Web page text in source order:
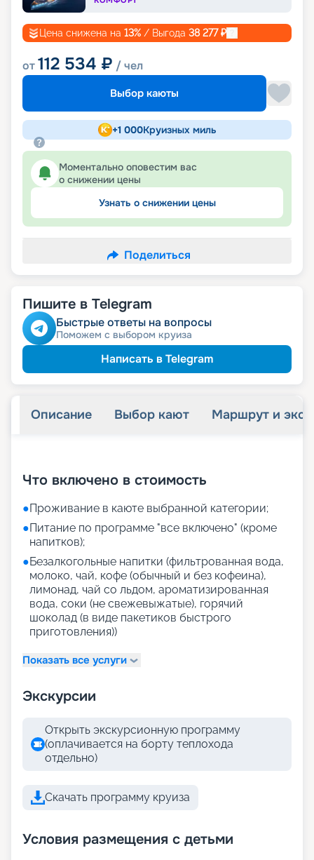
Цена снижена на 13% / Выгода 38 277₽
от112 534 ₽ / чел
Выбор каюты
+1 000Круизных миль
Моментально оповестим вас
о снижении цены
Узнать о снижении цены
Поделиться
Пишите в Telegram
Быстрые ответы на вопросы
Поможем с выбором круиза
Написать в Telegram
Описание Выбор кают Маршрут и
Что включено в стоимость
●Проживание в каюте выбранной категории;
●Питание по программе "все включено" (кроме
напитков);
●Безалкогольные напитки (фильтрованная вода,
молоко, чай, кофе (обычный и без кофеина),
лимонад, чай со льдом, ароматизированная
вода, соки (не свежевыжатые), горячий
шоколад (в виде пакетиков быстрого
приготовления))
Показать все услуги
Экскурсии
Открыть экскурсионную программу
(оплачивается на борту теплохода
отдельно)
Скачать программу круиза
Условия размещения с детьми